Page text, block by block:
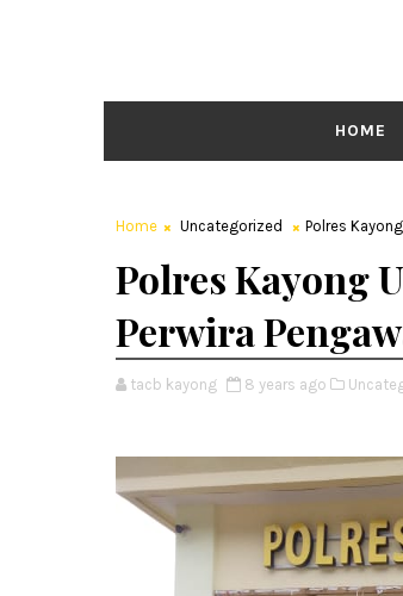
HOME
Home Uncategorized Polres
Polres Kayong
Perwira
tacb kayong 8 years ago